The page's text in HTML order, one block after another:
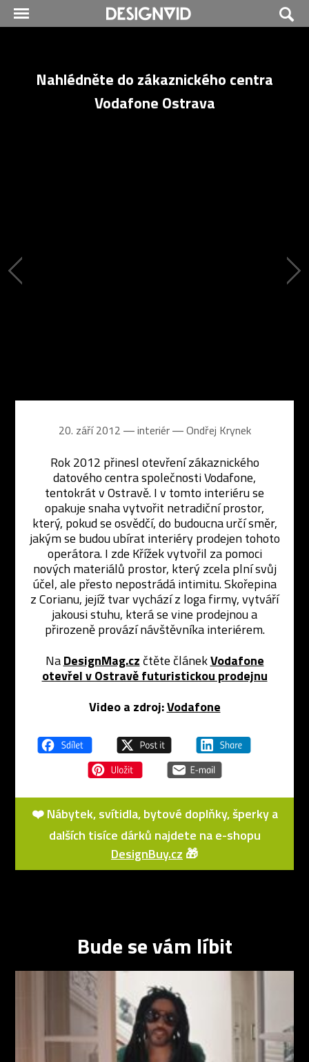
Nahlédněte do zákaznického centra
Vodafone Ostrava
20. září 2012 ― interiér ―Ondřej Krynek
Rok 2012 přinesl otevření zákaznického
datového centra společnosti Vodafone,
tentokrát v Ostravě. I v tomto interiéru se
opakuje snaha vytvořit netradiční prostor,
který, pokud se osvědčí, do budoucna určí směr,
jakým se budou ubírat interiéry prodejen tohoto
operátora. I zde Křížek vytvořil za pomoci
nových materiálů prostor, který zcela plní svůj
účel, ale přesto nepostrádá intimitu. Skořepina
z Corianu, jejíž tvar vychází z loga firmy, vytváří
jakousi stuhu, která se vine prodejnou a
přirozeně provází návštěvníka interiérem.
NaDesignMag.cz čtěte článekVodafone
otevřel v Ostravě futuristickou prodejnu
Video a zdroj:Vodafone
❤️ Nábytek, svítidla, bytové doplňky, šperky a
dalších tisíce dárků najdete na e-shopu
DesignBuy.cz 🎁
Bude se vám líbit